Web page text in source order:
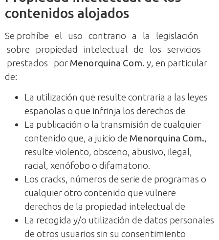
contenidos alojados
Se prohíbe el uso contrario a la legislación
sobre propiedad intelectual de los servicios
prestados por Menorquina Com. y, en particular
de:
La utilización que resulte contraria a las leyes
españolas o que infrinja los derechos de
La publicación o la transmisión de cualquier
contenido que, a juicio de Menorquina Com.,
resulte violento, obsceno, abusivo, ilegal,
racial, xenófobo o difamatorio.
Los cracks, números de serie de programas o
cualquier otro contenido que vulnere
derechos de la propiedad intelectual de
La recogida y/o utilización de datos personales
de otros usuarios sin su consentimiento